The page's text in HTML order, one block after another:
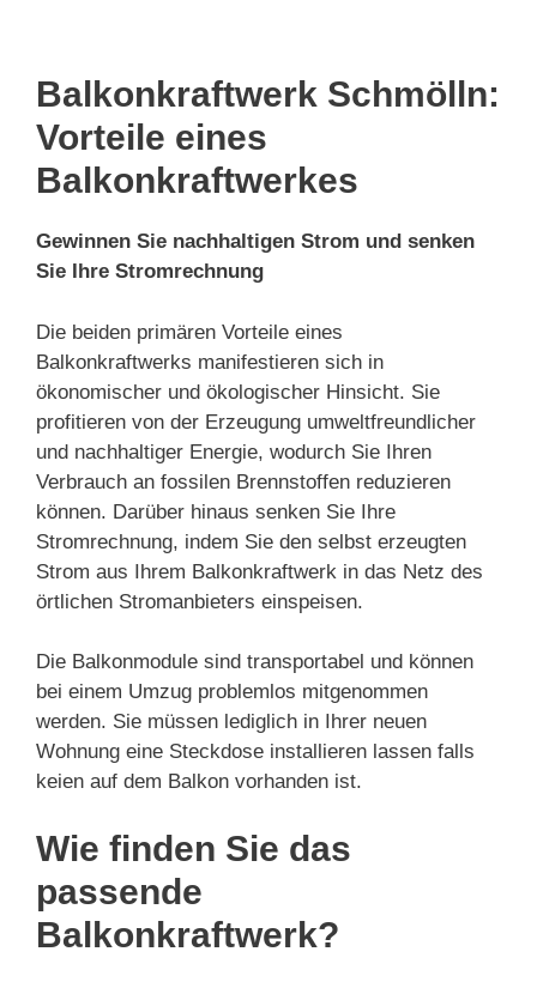
Balkonkraftwerk Schmölln:
Vorteile eines
Balkonkraftwerkes
Gewinnen Sie nachhaltigen Strom und senken
Sie Ihre Stromrechnung
Die beiden primären Vorteile eines
Balkonkraftwerks manifestieren sich in
ökonomischer und ökologischer Hinsicht. Sie
profitieren von der Erzeugung umweltfreundlicher
und nachhaltiger Energie, wodurch Sie Ihren
Verbrauch an fossilen Brennstoffen reduzieren
können. Darüber hinaus senken Sie Ihre
Stromrechnung, indem Sie den selbst erzeugten
Strom aus Ihrem Balkonkraftwerk in das Netz des
örtlichen Stromanbieters einspeisen.
Die Balkonmodule sind transportabel und können
bei einem Umzug problemlos mitgenommen
werden. Sie müssen lediglich in Ihrer neuen
Wohnung eine Steckdose installieren lassen falls
keien auf dem Balkon vorhanden ist.
Wie finden Sie das
passende
Balkonkraftwerk?